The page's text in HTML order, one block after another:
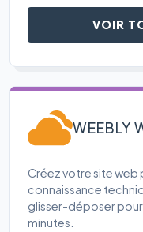
VOIR
WEEBLY
Créez votre site web
connaissance
glisser-déposer
minutes.